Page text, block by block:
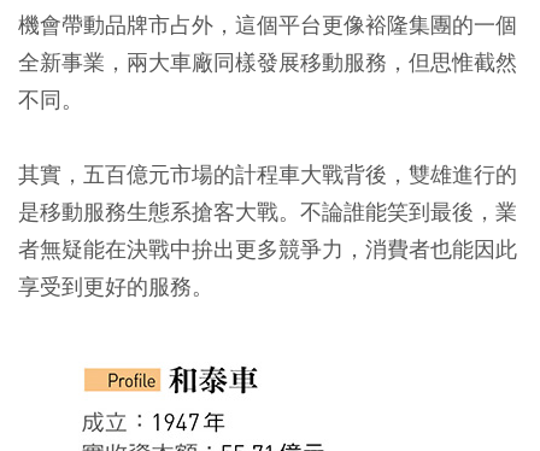
機會帶動品牌市占外，這個平台更像裕隆集團的一個
全新事業，兩大車廠同樣發展移動服務，但思惟截然
不同。
其實，五百億元市場的計程車大戰背後，雙雄進行的
是移動服務生態系搶客大戰。不論誰能笑到最後，業
者無疑能在決戰中拚出更多競爭力，消費者也能因此
享受到更好的服務。